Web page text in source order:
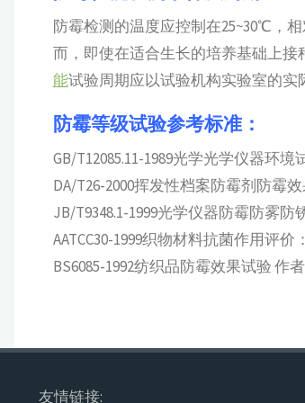
防霉检测的温度应控制在25~30℃，
而，即使在适合生长的培养基础上
能试验周期应以试验机构实验室的实
防霉等级试验参考标准：
GB/T12085.11-1989光学光学仪器环境
DA/T26-2000挥发性档案防霉剂防霉
JB/T9348.1-1999光学仪器防霉防雾防
AATCC30-1999织物材料抗菌作用评
BS6085-1992纺织品防霉效果试验 作者
友情链接: